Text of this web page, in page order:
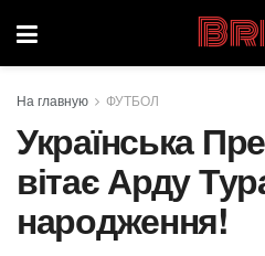
На главную ФУТБОЛ
Українська
вітає Арду
народження!